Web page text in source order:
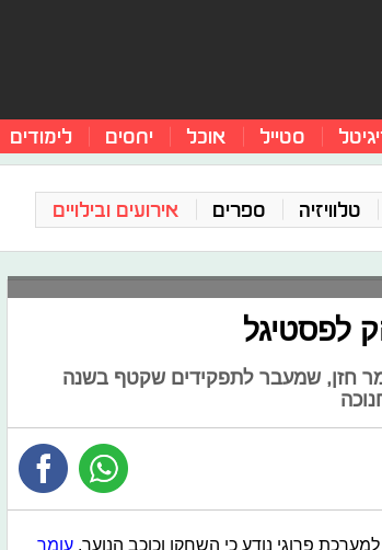
סטייל אוכל יחסים לימודים
טלוויזיה ספרים אירועים ובילויים
לפסטיגל
חזן, שמעבר לתפקידים שקטף בשנה
פרוגי נודע כי השחקן וכוכב הנוער, עומר